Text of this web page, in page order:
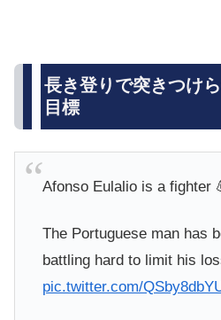
長き登りで突きつけ
目標
Afonso Eulalio is a fighter
The Portuguese man has
battling hard to limit his
pic.twitter.com/